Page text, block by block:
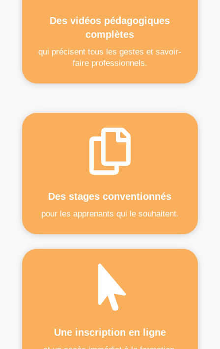
Des vidéos pédagogiques
complètes
qui précisent tous les gestes et savoir-
faire professionnels.

Des stages conventionnés
pour les apprenants qui le souhaitent.

Une inscription en ligne